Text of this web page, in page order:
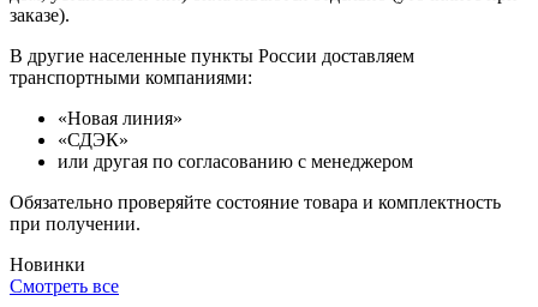
заказе).
В другие населенные пункты России доставляем
транспортными компаниями:
«Новая линия»
«СДЭК»
или другая по согласованию с менеджером
Обязательно проверяйте состояние товара и комплектность
при получении.
Новинки
Смотреть все